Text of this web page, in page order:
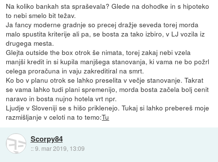
Na koliko bankah sta spraševala? Glede na dohodke in s hipoteko
to nebi smelo bit težav.
Ja fancy moderne gradnje so precej dražje seveda torej morda
malo spustita kriterije ali pa, se bosta za tako izbiro, v LJ vozila iz
drugega mesta.
Glejta outside the box otrok še nimata, torej zakaj nebi vzela
manjši kredit in si kupila manjšega stanovanja, ki vama ne bo požrl
celega proračuna in vaju zakreditiral na smrt.
Ko bo v planu otrok se lahko preselita v večje stanovanje. Takrat
se vama lahko tudi plani spremenijo, morda bosta začela bolj cenit
naravo in bosta nujno hotela vrt npr.
Ljudje v Sloveniji se s hišo priklenejo. Tukaj si lahko prebereš moje
razmišljanje v celoti na to temo:Tu
Scorpy84
::9. mar 2019, 13:09